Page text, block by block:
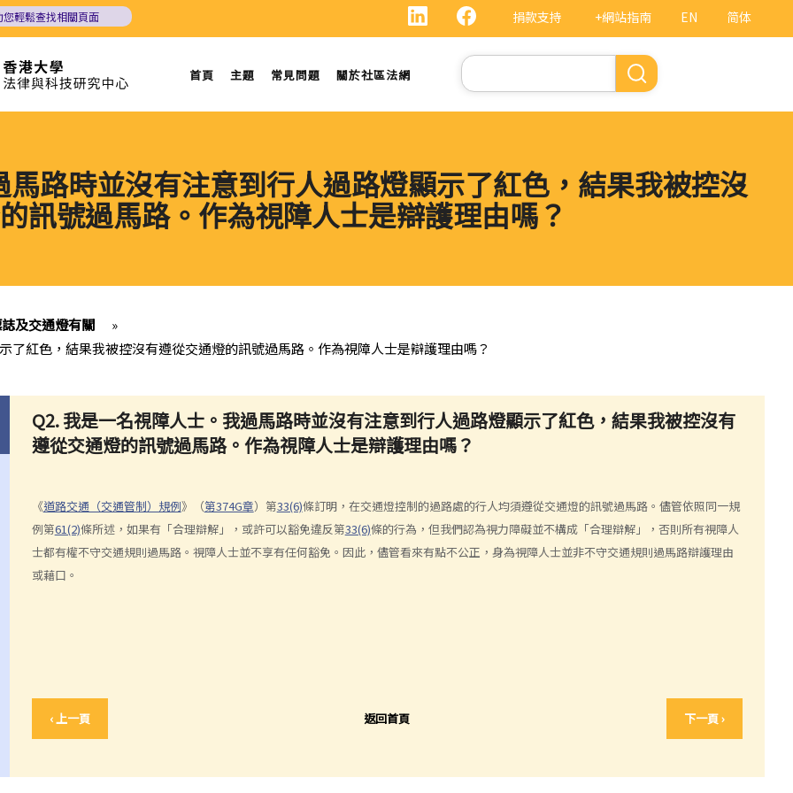
EN 简体
捐款支持 +網站指南
您輕鬆查找相關頁面
首頁 主題 常見問題 關於社區法網
Search
路時並沒有注意到行人過路燈顯示了紅色，結果我被控沒
訊號過馬路。作為視障人士是辯護理由嗎？
及交通燈有關
»
了紅色，結果我被控沒有遵從交通燈的訊號過馬路。作為視障人士是辯護理由嗎？
Q2. 我是一名視障人士。我過馬路時並沒有注意到行人過路燈顯示了紅色，結果我被控沒有
遵從交通燈的訊號過馬路。作為視障人士是辯護理由嗎？
《道路交通（交通管制）規例》（第374G章）第33(6)條訂明，在交通燈控制的過路處的行人均須遵從交通燈的訊號過馬路。儘管依照同一規
例第61(2)條所述，如果有「合理辯解」，或許可以豁免違反第33(6)條的行為，但我們認為視力障礙並不構成「合理辯解」，否則所有視障人
士都有權不守交通規則過馬路。視障人士並不享有任何豁免。因此，儘管看來有點不公正，身為視障人士並非不守交通規則過馬路辯護理由
或藉口。
‹ 上一頁 返回首頁 下一頁 ›